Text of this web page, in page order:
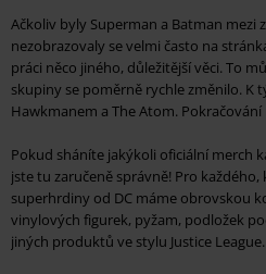
Ačkoliv byly Superman a Batman mezi
nezobrazovaly se velmi často na
práci něco jiného, důležitější věci. To
skupiny se poměrně rychle změnilo. K
Hawkmanem a The Atom. Pokračování
Pokud sháníte jakýkoli oficiální merch
jste tu zaručeně správně! Pro
superhrdiny od DC máme obrovskou
vinylových figurek, pyžam, podložek
jiných produktů ve stylu Justice League.